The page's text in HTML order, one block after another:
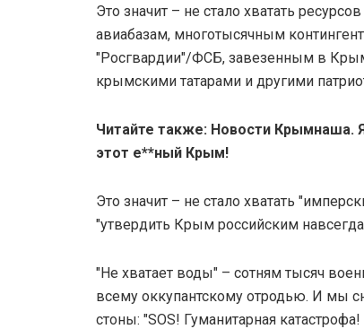
Это значит – не стало хватать
авиабазам, многотысячным
"Росгвардии"/ФСБ, завезенным в
крымскими татарами и другими
Читайте также: Новости Крымнаша.
этот е**ный Крым!
Это значит – не стало хватать
"утвердить Крым российским
"Не хватает воды" – сотням тысяч
всему оккупантскому отродью. И мы
стоны: "SOS! Гуманитарная катастрофа!